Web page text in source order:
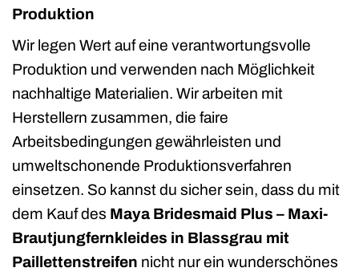
Produktion
Wir legen Wert auf eine verantwortungsvolle
Produktion und verwenden nach Möglichkeit
nachhaltige Materialien. Wir arbeiten mit
Herstellern zusammen, die faire
Arbeitsbedingungen gewährleisten und
umweltschonende Produktionsverfahren
einsetzen. So kannst du sicher sein, dass du mit
dem Kauf des Maya Bridesmaid Plus – Maxi-
Brautjungfernkleides in Blassgrau mit
Paillettenstreifen nicht nur ein wunderschönes